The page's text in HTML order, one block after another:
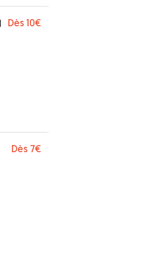
Dès 10€
Dès 7€